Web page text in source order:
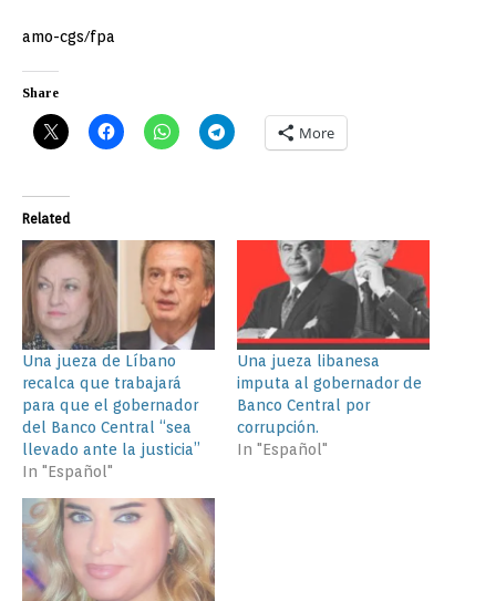
amo-cgs/fpa
Share
More
Related
Una jueza de Líbano
recalca que trabajará
para que el gobernador
del Banco Central “sea
llevado ante la justicia”
In "Español"
Una jueza libanesa
imputa al gobernador de
Banco Central por
corrupción.
In "Español"